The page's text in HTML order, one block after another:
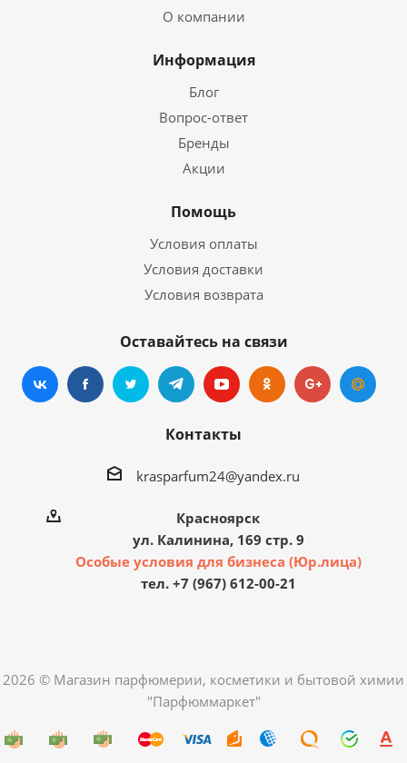
О компании
Информация
Блог
Вопрос-ответ
Бренды
Акции
Помощь
Условия оплаты
Условия доставки
Условия возврата
Оставайтесь на связи
Контакты
krasparfum24@yandex.ru
Красноярск
ул. Калинина, 169 стр. 9
Особые условия для бизнеса (Юр.лица)
тел. +7 (967) 612-00-21
2026 © Магазин парфюмерии, косметики и бытовой химии
"Парфюммаркет"